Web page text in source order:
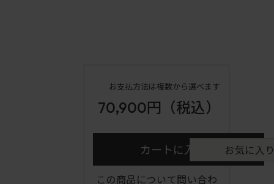
お支払方法は複数から選べます
70,900円 （税込）
カートに入れる お気に入
この商品について問い合わ